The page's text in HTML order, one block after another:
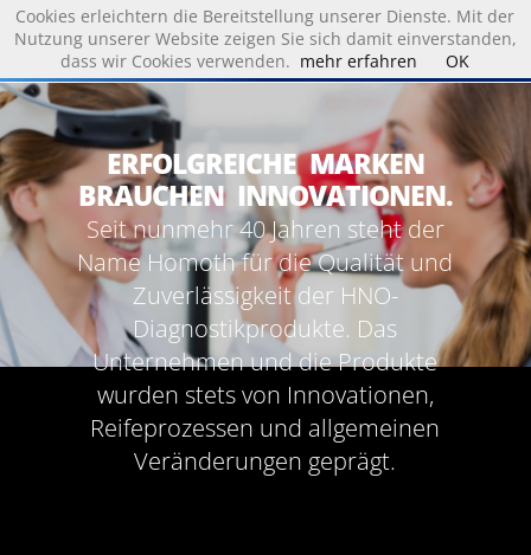
Produkte & Lösungen
Audiometrie
Diagnostik
Endoskopie
Funktionsdiagnostik des Mittelohres
Kombinationsgeräte
Vestibular Diagnostik
Support & News
ERFOLGREICHE MARKEN
BRAUCHEN INNOVATIONEN.
Seit nunmehr 40 Jahren steht der
Name Homoth für die Qualität und
Zuverlässigkeit der HNO-
Diagnostikprodukte. Das
Unternehmen und die Produkte
wurden stets von Innovationen,
Reifeprozessen und allgemeinen
Veränderungen geprägt.
Cookies erleichtern die Bereitstellung unserer Dienste. Mit der
Nutzung unserer Website zeigen Sie sich damit einverstanden,
dass wir Cookies verwenden. mehr erfahren OK